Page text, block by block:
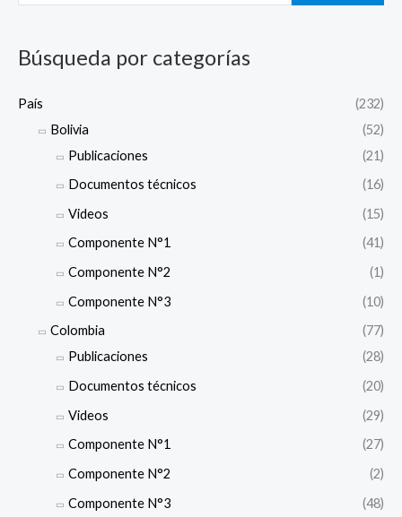
rBúsqueda por categorías
País
(232)
Bolivia
(52)
Publicaciones
(21)
Documentos técnicos
(16)
Videos
(15)
Componente N°1
(41)
Componente N°2
(1)
Componente N°3
(10)
Colombia
(77)
Publicaciones
(28)
Documentos técnicos
(20)
Videos
(29)
Componente N°1
(27)
Componente N°2
(2)
Componente N°3
(48)